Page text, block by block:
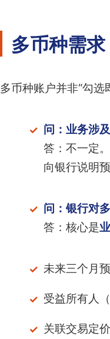
多币种需
多币种账户并非“勾选
问：业务涉
答：不一定
向银行说明
问：银行对
答：核心是
未来三个月
受益所有人
关联交易定